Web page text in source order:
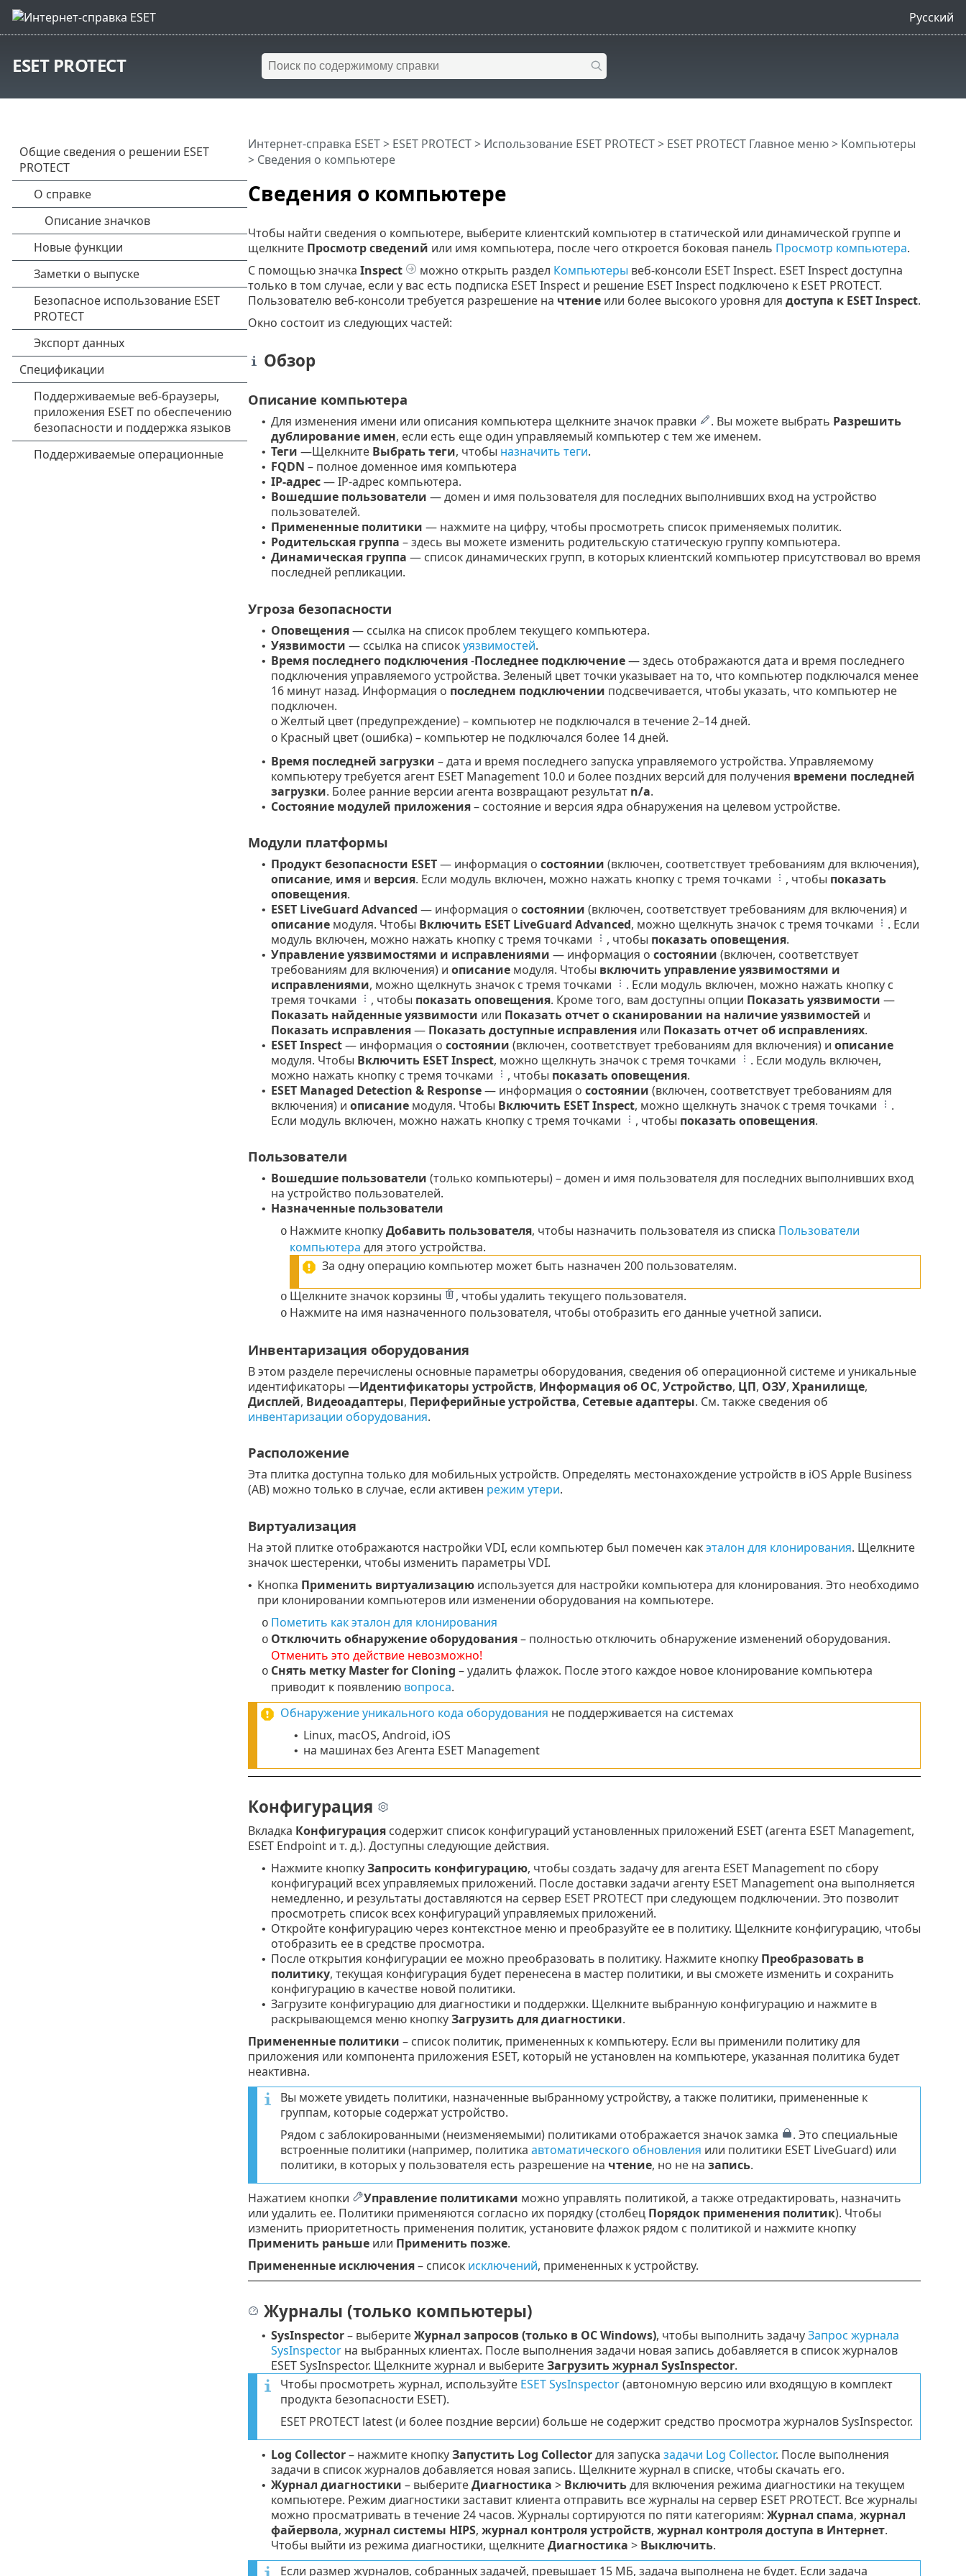
Русский
ESET PROTECT
Сведения о компьютере
Интернет-справка ESET> ESET PROTECT> Использование ESET PROTECT> ESET PROTECT Главное меню> Компьютеры
> Сведения о компьютере
Чтобы найти сведения о компьютере, выберите клиентский компьютер в статической или динамической группе и
щелкните Просмотр сведений или имя компьютера, после чего откроется боковая панель Просмотр компьютера.
С помощью значка Inspect можно открыть раздел Компьютеры веб-консоли ESET Inspect. ESET Inspect доступна
только в том случае, если у вас есть подписка ESET Inspect и решение ESET Inspect подключено к ESET PROTECT.
Пользователю веб-консоли требуется разрешение на чтениеили более высокого уровня для доступа к ESET Inspect.
Окно состоит из следующих частей:
Обзор
Описание компьютера
• Для изменения имени или описания компьютера щелкните значок правки . Вы можете выбрать Разрешить
дублирование имен, если есть еще один управляемый компьютер с тем же именем.
• Теги —Щелкните Выбрать теги, чтобы назначить теги.
• FQDN – полное доменное имя компьютера
• IP-адрес— IP-адрес компьютера.
• Вошедшие пользователи — домен и имя пользователя для последних выполнивших вход на устройство
пользователей.
• Примененные политики — нажмите на цифру, чтобы просмотреть список применяемых политик.
• Родительская группа – здесь вы можете изменить родительскую статическую группу компьютера.
• Динамическая группа — список динамических групп, в которых клиентский компьютер присутствовал во время
последней репликации.
Угроза безопасности
• Оповещения— ссылка на список проблем текущего компьютера.
• Уязвимости — ссылка на списокуязвимостей.
• Время последнего подключения-Последнее подключение— здесь отображаются дата и время последнего
подключения управляемого устройства. Зеленый цвет точки указывает на то, что компьютер подключался менее
16 минут назад. Информация о последнем подключении подсвечивается, чтобы указать, что компьютер не
подключен.
o Желтый цвет (предупреждение) – компьютер не подключался в течение 2–14 дней.
o Красный цвет (ошибка) – компьютер не подключался более 14 дней.
• Время последней загрузки – дата и время последнего запуска управляемого устройства. Управляемому
компьютеру требуется агент ESET Management 10.0 и более поздних версий для получения времени последней
загрузки. Более ранние версии агента возвращают результат n/a.
• Состояние модулей приложения– состояние и версия ядра обнаружения на целевом устройстве.
Модули платформы
• Продукт безопасности ESET— информация о состоянии (включен, соответствует требованиям для включения),
описание, имяи версия. Если модуль включен, можно нажать кнопку с тремя точками , чтобы показать
оповещения.
• ESET LiveGuard Advanced — информация о состоянии (включен, соответствует требованиям для включения) и
описаниемодуля. Чтобы Включить ESET LiveGuard Advanced, можно щелкнуть значок с тремя точками
. Если
модуль включен, можно нажать кнопку с тремя точками
, чтобы показать оповещения.
• Управление уязвимостями и исправлениями — информация о состоянии (включен, соответствует
требованиям для включения) и описаниемодуля. Чтобы включить управление уязвимостями и
исправлениями, можно щелкнуть значок с тремя точками
. Если модуль включен, можно нажать кнопку с
тремя точками
, чтобы показать оповещения. Кроме того, вам доступны опции Показать уязвимости —
Показать найденные уязвимости или Показать отчет о сканировании на наличие уязвимостей и
Показать исправления— Показать доступные исправленияили Показать отчет об исправлениях.
• ESET Inspect— информация о состоянии (включен, соответствует требованиям для включения) и описание
модуля. Чтобы Включить ESET Inspect, можно щелкнуть значок с тремя точками
. Если модуль включен,
можно нажать кнопку с тремя точками
, чтобы показать оповещения.
• ESET Managed Detection & Response— информация о состоянии (включен, соответствует требованиям для
включения) и описаниемодуля. Чтобы Включить ESET Inspect, можно щелкнуть значок с тремя точками
.
Если модуль включен, можно нажать кнопку с тремя точками
, чтобы показать оповещения.
Пользователи
• Вошедшие пользователи (только компьютеры) – домен и имя пользователя для последних выполнивших вход
на устройство пользователей.
• Назначенные пользователи
o Нажмите кнопкуДобавить пользователя, чтобы назначить пользователя из списка Пользователи
компьютера для этого устройства.
За одну операцию компьютер может быть назначен 200 пользователям.
o Щелкните значок корзины , чтобы удалить текущего пользователя.
o Нажмите на имя назначенного пользователя, чтобы отобразить его данные учетной записи.
Инвентаризация оборудования
В этом разделе перечислены основные параметры оборудования, сведения об операционной системе и уникальные
идентификаторы —Идентификаторы устройств, Информация об ОС, Устройство, ЦП, ОЗУ, Хранилище,
Дисплей, Видеоадаптеры, Периферийные устройства, Сетевые адаптеры. См. также сведения об
инвентаризации оборудования.
Расположение
Эта плитка доступна только для мобильных устройств. Определять местонахождение устройств в iOS Apple Business
(AB) можно только в случае, если активен режим утери.
Виртуализация
На этой плитке отображаются настройки VDI, если компьютер был помечен какэталон для клонирования. Щелкните
значок шестеренки, чтобы изменить параметры VDI.
• Кнопка Применить виртуализациюиспользуется для настройки компьютера для клонирования. Это необходимо
при клонировании компьютеров или изменении оборудования на компьютере.
o Пометить как эталон для клонирования
o Отключить обнаружение оборудования– полностью отключить обнаружение изменений оборудования.
Отменить это действие невозможно!
o Снять метку Master for Cloning – удалить флажок. После этого каждое новое клонирование компьютера
приводит к появлению вопроса.
Обнаружение уникального кода оборудования не поддерживается на системах
• Linux, macOS, Android, iOS
• на машинах без Агента ESET Management
Конфигурация
Вкладка Конфигурациясодержит список конфигураций установленных приложений ESET (агента ESET Management,
ESET Endpoint и т. д.). Доступны следующие действия.
• Нажмите кнопкуЗапросить конфигурацию, чтобы создать задачу для агента ESET Management по сбору
конфигураций всех управляемых приложений. После доставки задачи агенту ESET Management она выполняется
немедленно, и результаты доставляются на сервер ESET PROTECT при следующем подключении. Это позволит
просмотреть список всех конфигураций управляемых приложений.
• Откройте конфигурацию через контекстное меню и преобразуйте ее в политику. Щелкните конфигурацию, чтобы
отобразить ее в средстве просмотра.
• После открытия конфигурации ее можно преобразовать в политику. Нажмите кнопку Преобразовать в
политику, текущая конфигурация будет перенесена в мастер политики, и вы сможете изменить и сохранить
конфигурацию в качестве новой политики.
• Загрузите конфигурацию для диагностики и поддержки. Щелкните выбранную конфигурацию и нажмите в
раскрывающемся меню кнопкуЗагрузить для диагностики.
Примененные политики – список политик, примененных к компьютеру. Если вы применили политику для
приложения или компонента приложения ESET, который не установлен на компьютере, указанная политика будет
неактивна.
Вы можете увидеть политики, назначенные выбранному устройству, а также политики, примененные к
группам, которые содержат устройство.
Рядом с заблокированными (неизменяемыми) политиками отображается значок замка
. Это специальные
встроенные политики (например, политика автоматического обновления или политики ESET LiveGuard) или
политики, в которых у пользователя есть разрешение на чтение, но не на запись.
Нажатием кнопки Управление политиками можно управлять политикой, а также отредактировать, назначить
или удалить ее. Политики применяются согласно их порядку (столбец Порядок применения политик). Чтобы
изменить приоритетность применения политик, установите флажок рядом с политикой и нажмите кнопку
Применить раньшеили Применить позже.
Примененные исключения– список исключений, примененных к устройству.
Журналы (только компьютеры)
• SysInspector– выберитеЖурнал запросов (только в ОС Windows), чтобы выполнить задачуЗапрос журнала
SysInspectorна выбранных клиентах. После выполнения задачи новая запись добавляется в список журналов
ESET SysInspector. Щелкните журнал и выберитеЗагрузить журнал SysInspector.
Чтобы просмотреть журнал, используйте ESET SysInspector(автономную версию или входящую в комплект
продукта безопасности ESET).
ESET PROTECT latest (и более поздние версии) больше не содержит средство просмотра журналов SysInspector.
• Log Collector– нажмите кнопкуЗапустить Log Collectorдля запуска задачи Log Collector. После выполнения
задачи в список журналов добавляется новая запись. Щелкните журнал в списке, чтобы скачать его.
• Журнал диагностики – выберитеДиагностика > Включитьдля включения режима диагностики на текущем
компьютере. Режим диагностики заставит клиента отправить все журналы на сервер ESET PROTECT. Все журналы
можно просматривать в течение 24 часов. Журналы сортируются по пяти категориям: Журнал спама, журнал
файервола, журнал системы HIPS, журнал контроля устройств, журнал контроля доступа в Интернет.
Чтобы выйти из режима диагностики, щелкнитеДиагностика > Выключить.
Если размер журналов, собранных задачей, превышает 15 МБ, задача выполнена не будет. Если задача